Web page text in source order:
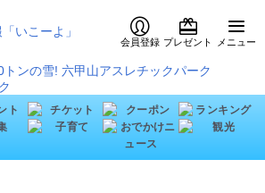
会員登録 プレゼント メニュー